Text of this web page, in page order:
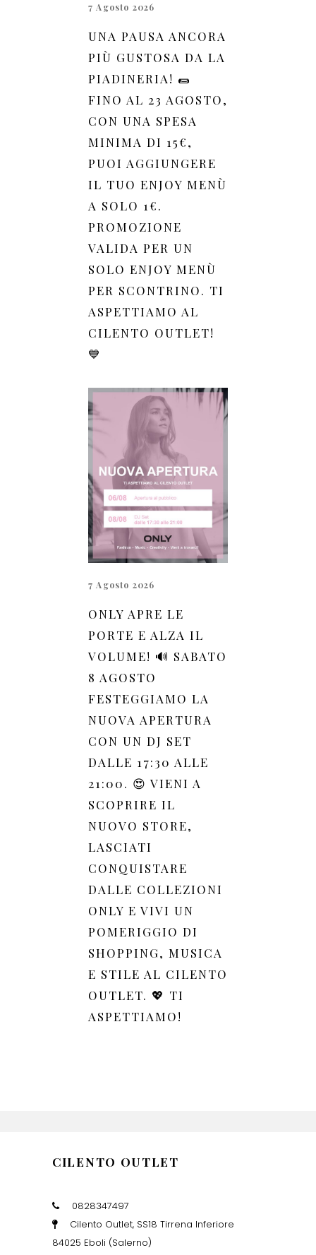
7 Agosto 2026
UNA PAUSA ANCORA
PIÙ GUSTOSA DA LA
PIADINERIA! 🌯
FINO AL 23 AGOSTO,
CON UNA SPESA
MINIMA DI 15€,
PUOI AGGIUNGERE
IL TUO ENJOY MENÙ
A SOLO 1€.
PROMOZIONE
VALIDA PER UN
SOLO ENJOY MENÙ
PER SCONTRINO. TI
ASPETTIAMO AL
CILENTO OUTLET!
💙
7 Agosto 2026
ONLY APRE LE
PORTE E ALZA IL
VOLUME! 🔊 SABATO
8 AGOSTO
FESTEGGIAMO LA
NUOVA APERTURA
CON UN DJ SET
DALLE 17:30 ALLE
21:00. 😍 VIENI A
SCOPRIRE IL
NUOVO STORE,
LASCIATI
CONQUISTARE
DALLE COLLEZIONI
ONLY E VIVI UN
POMERIGGIO DI
SHOPPING, MUSICA
E STILE AL CILENTO
OUTLET. 💖 TI
ASPETTIAMO!
CILENTO OUTLET
0828347497
Cilento Outlet, SS18 Tirrena Inferiore
84025 Eboli (Salerno)